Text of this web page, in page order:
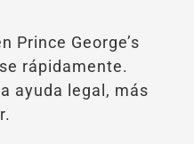
Prince George’s
rápidamente.
ayuda legal, más